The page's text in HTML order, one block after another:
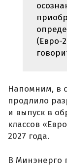
(Евро-
Напомним, в
продлило
и выпуск в
классов
2027 года.
В Минэнерго